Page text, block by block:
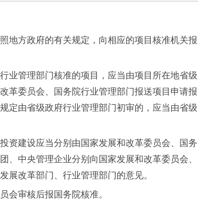
方政府的有关规定，向相应的项目核准机关报
管理部门核准的项目，应当由项目所在地省级
革委员会、国务院行业管理部门报送项目申请报
定由省级政府行业管理部门初审的，应当由省级
建设应当分别由国家发展和改革委员会、国务
、中央管理企业分别向国家发展和改革委员会、
展改革部门、行业管理部门的意见。
审核后报国务院核准。